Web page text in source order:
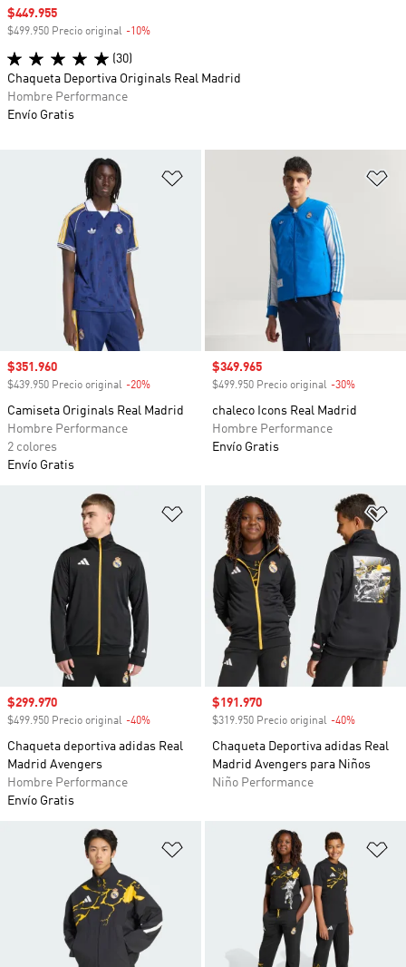
Añadir a la lista de deseos
Precio de venta
$351.960
$439.950 Precio original -20%
Camiseta Originals Real Madrid
Hombre Performance
2 colores
Envío Gratis
Precio de venta
$349.965
$499.950 Precio original -30%
chaleco Icons Real Madrid
Hombre Performance
Envío Gratis
Añadir a la lista de deseos
Precio de venta
$299.970
$499.950 Precio original -40%
Chaqueta deportiva adidas Real
Madrid Avengers
Hombre Performance
Envío Gratis
Precio de venta
$191.970
$319.950 Precio original -40%
Chaqueta Deportiva adidas Real
Madrid Avengers para Niños
Niño Performance
Añadir a la lista de deseos
Precio de venta
$449.955
$499.950 Precio original -10%
(30)
Chaqueta Deportiva Originals Real Madrid
Hombre Performance
Envío Gratis